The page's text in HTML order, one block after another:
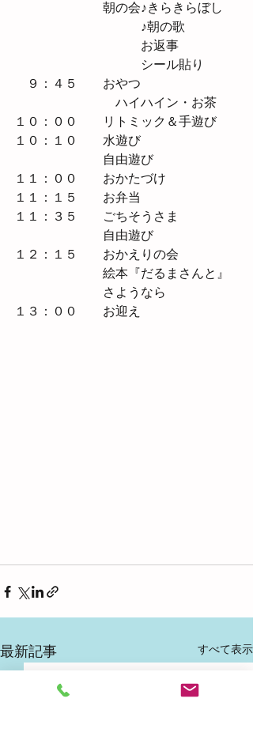
朝の会♪きらきらぼし
♪朝の歌
お返事
シール貼り
９：４５　　おやつ
ハイハイン・お茶
１０：００　　リトミック＆手遊び
１０：１０　　水遊び
自由遊び
１１：００　　おかたづけ
１１：１５　　お弁当
１１：３５　　ごちそうさま
自由遊び
１２：１５　　おかえりの会
絵本『だるまさんと』
さようなら
１３：００　　お迎え
最新記事 すべて表示